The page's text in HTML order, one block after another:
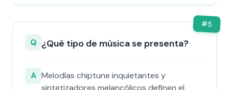
#5
Q ¿Qué tipo de música se presenta?
A Melodías chiptune inquietantes y
sintetizadores melancólicos definen el